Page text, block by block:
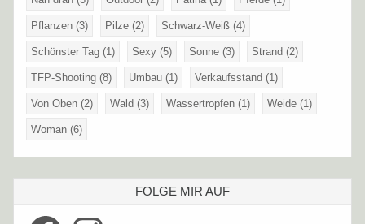
Pflanzen (3) Pilze (2) Schwarz-Weiß (4)
Schönster Tag (1) Sexy (5) Sonne (3) Strand (2)
TFP-Shooting (8) Umbau (1) Verkaufsstand (1)
Von Oben (2) Wald (3) Wassertropfen (1) Weide (1)
Woman (6)
FOLGE MIR AUF
Facebook Instagram